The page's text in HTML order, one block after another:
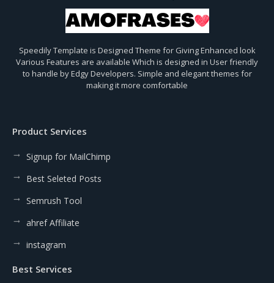
Speedily Template is Designed Theme for Giving Enhanced look
Various Features are available Which is designed in User friendly
to handle by Edgy Developers. Simple and elegant themes for
making it more comfortable
Product Services
Signup for MailChimp
Best Seleted Posts
Semrush Tool
ahref Affiliate
instagram
Best Services